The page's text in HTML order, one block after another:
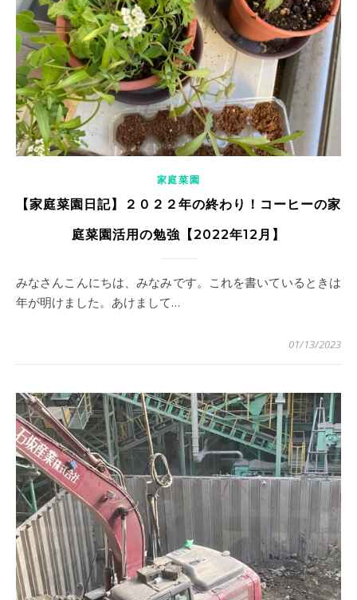
家庭菜園
【家庭菜園日記】２０２２年の終わり！コーヒーの家
庭菜園活用の勉強【2022年12月】
みなさんこんにちは、みなみです。これを書いているときは
年が明けました。あけまして…
01/13/2023